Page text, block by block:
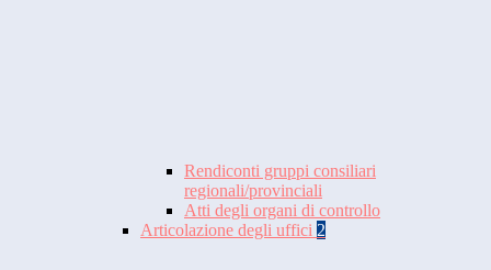
Rendiconti gruppi consiliari
regionali/provinciali
Atti degli organi di controllo
Articolazione degli uffici 2